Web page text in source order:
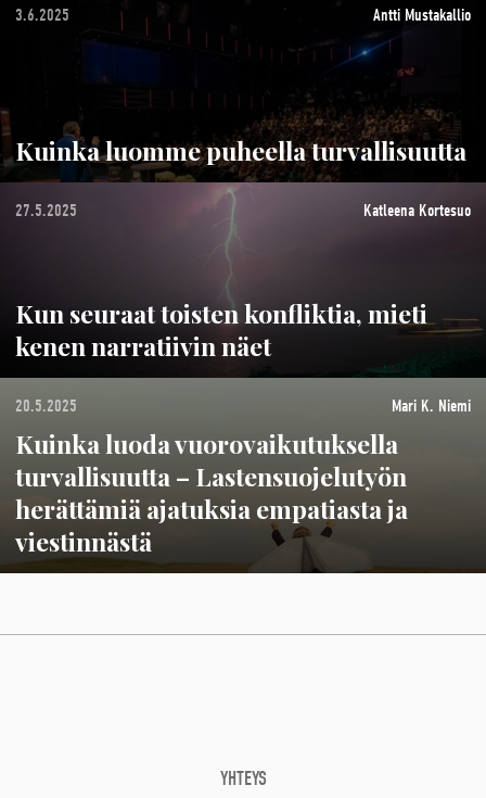
3.6.2025 Antti Mustakallio
Kuinka luomme puheella turvallisuutta
27.5.2025 Katleena Kortesuo
Kun seuraat toisten konfliktia, mieti
kenen narratiivin näet
20.5.2025 Mari K. Niemi
Kuinka luoda vuorovaikutuksella
turvallisuutta – Lastensuojelutyön
herättämiä ajatuksia empatiasta ja
viestinnästä
YHTEYS